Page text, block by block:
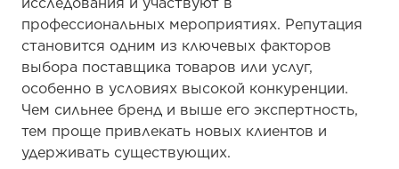
профессиональных мероприятиях. Репутация
становится одним из ключевых факторов
выбора поставщика товаров или услуг,
особенно в условиях высокой конкуренции.
Чем сильнее бренд и выше его экспертность,
тем проще привлекать новых клиентов и
удерживать существующих.